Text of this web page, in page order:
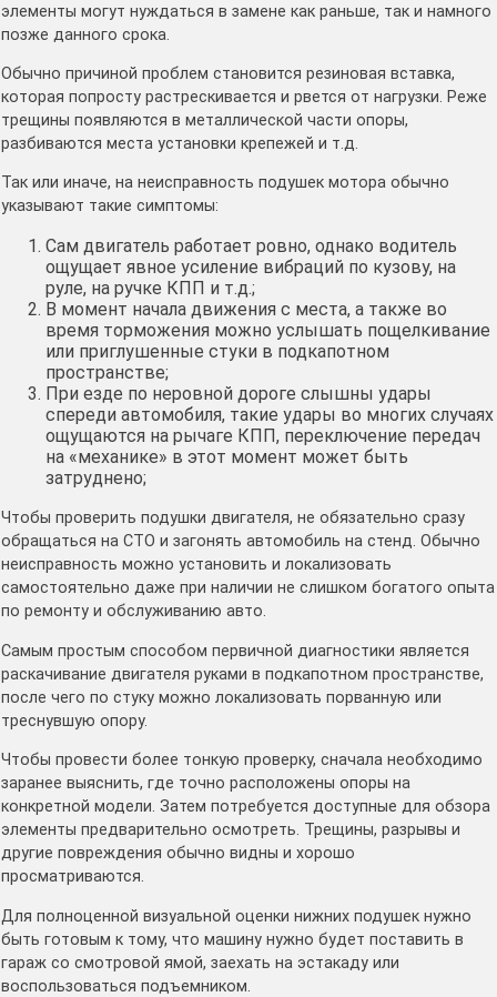
элементы могут нуждаться в замене как раньше, так и намного
позже данного срока.
Обычно причиной проблем становится резиновая вставка,
которая попросту растрескивается и рвется от нагрузки. Реже
трещины появляются в металлической части опоры,
разбиваются места установки крепежей и т.д.
Так или иначе, на неисправность подушек мотора обычно
указывают такие симптомы:
Сам двигатель работает ровно, однако водитель
ощущает явное усиление вибраций по кузову, на
руле, на ручке КПП и т.д.;
В момент начала движения с места, а также во
время торможения можно услышать пощелкивание
или приглушенные стуки в подкапотном
пространстве;
При езде по неровной дороге слышны удары
спереди автомобиля, такие удары во многих случаях
ощущаются на рычаге КПП, переключение передач
на «механике» в этот момент может быть
затруднено;
Чтобы проверить подушки двигателя, не обязательно сразу
обращаться на СТО и загонять автомобиль на стенд. Обычно
неисправность можно установить и локализовать
самостоятельно даже при наличии не слишком богатого опыта
по ремонту и обслуживанию авто.
Самым простым способом первичной диагностики является
раскачивание двигателя руками в подкапотном пространстве,
после чего по стуку можно локализовать порванную или
треснувшую опору.
Чтобы провести более тонкую проверку, сначала необходимо
заранее выяснить, где точно расположены опоры на
конкретной модели. Затем потребуется доступные для обзора
элементы предварительно осмотреть. Трещины, разрывы и
другие повреждения обычно видны и хорошо
просматриваются.
Для полноценной визуальной оценки нижних подушек нужно
быть готовым к тому, что машину нужно будет поставить в
гараж со смотровой ямой, заехать на эстакаду или
воспользоваться подъемником.